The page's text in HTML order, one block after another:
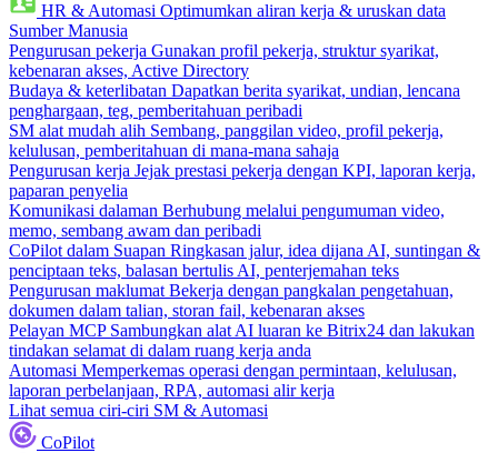
HR & Automasi Optimumkan aliran kerja & uruskan data
Sumber Manusia
Pengurusan pekerja Gunakan profil pekerja, struktur syarikat,
kebenaran akses, Active Directory
Budaya & keterlibatan Dapatkan berita syarikat, undian, lencana
penghargaan, teg, pemberitahuan peribadi
SM alat mudah alih Sembang, panggilan video, profil pekerja,
kelulusan, pemberitahuan di mana-mana sahaja
Pengurusan kerja Jejak prestasi pekerja dengan KPI, laporan kerja,
paparan penyelia
Komunikasi dalaman Berhubung melalui pengumuman video,
memo, sembang awam dan peribadi
CoPilot dalam Suapan Ringkasan jalur, idea dijana AI, suntingan &
penciptaan teks, balasan bertulis AI, penterjemahan teks
Pengurusan maklumat Bekerja dengan pangkalan pengetahuan,
dokumen dalam talian, storan fail, kebenaran akses
Pelayan MCP Sambungkan alat AI luaran ke Bitrix24 dan lakukan
tindakan selamat di dalam ruang kerja anda
Automasi Memperkemas operasi dengan permintaan, kelulusan,
laporan perbelanjaan, RPA, automasi alir kerja
Lihat semua ciri-ciri SM & Automasi
CoPilot